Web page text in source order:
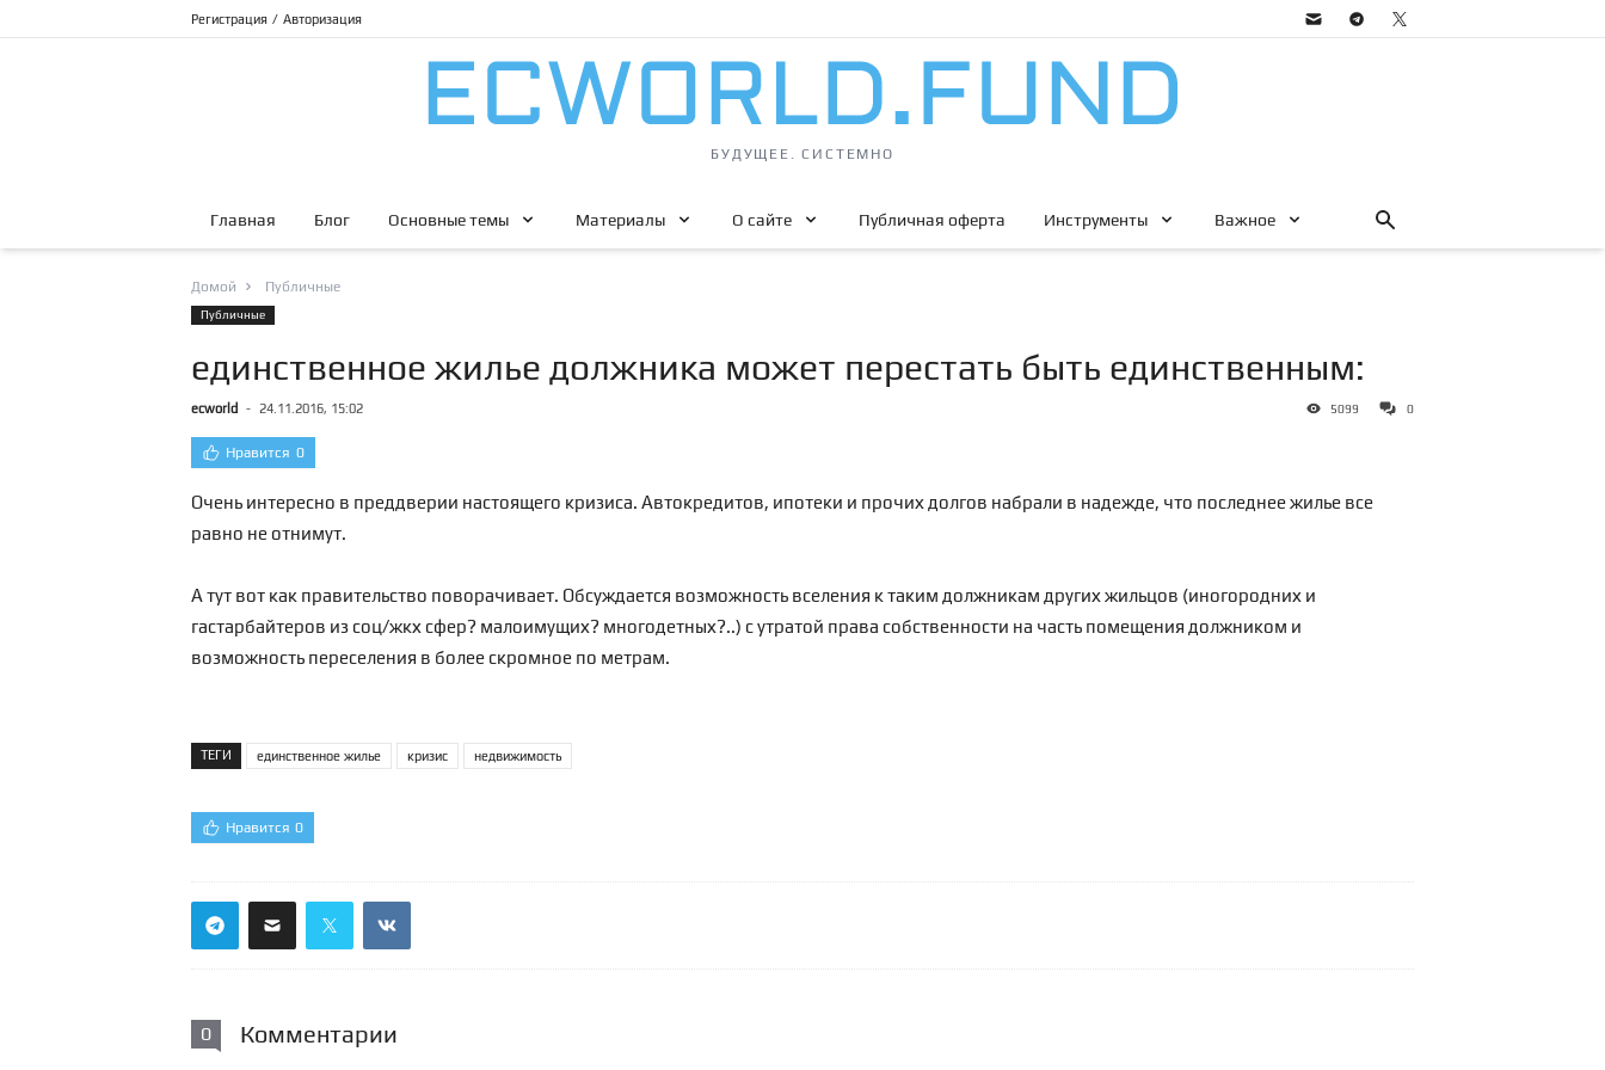
Регистрация / Авторизация
БУДУЩЕЕ. СИСТЕМНО
Главная Блог Основные темы Материалы О сайте Публичная оферта Инструменты Важное
Домой Публичные
Публичные
единственное жилье должника может перестать быть единственным:
ecworld - 24.11.2016, 15:02 5099 0
Нравится 0
Очень интересно в преддверии настоящего кризиса. Автокредитов, ипотеки и прочих долгов набрали в надежде, что последнее жилье все
равно не отнимут.
А тут вот как правительство поворачивает. Обсуждается возможность вселения к таким должникам других жильцов (иногородних и
гастарбайтеров из соц/жкх сфер? малоимущих? многодетных?..) с утратой права собственности на часть помещения должником и
возможность переселения в более скромное по метрам.
ТЕГИ единственное жилье кризис недвижимость
Нравится 0
0 Комментарии